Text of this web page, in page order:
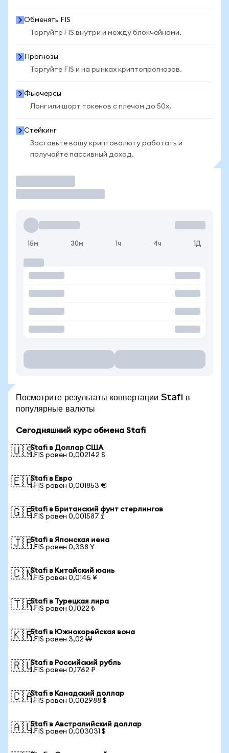
Обменять FIS
Торгуйте FIS внутри и между блокчейнами.
Прогнозы
Торгуйте FIS и на рынках криптопрогнозов.
Фьючерсы
Лонг или шорт токенов с плечом до 50x.
Стейкинг
Заставьте вашу криптовалюту работать и
получайте пассивный доход.
15м 30м 1ч 4ч 1Д
Посмотрите результаты конвертации Stafi в
популярные валюты
Сегодняшний курс обмена Stafi
🇺🇸Stafi в Доллар США
1 FIS равен 0,002142 $
🇪🇺Stafi в Евро
1 FIS равен 0,001853 €
🇬🇧Stafi в Британский фунт стерлингов
1 FIS равен 0,001587 £
🇯🇵Stafi в Японская иена
1 FIS равен 0,338 ¥
🇨🇳Stafi в Китайский юань
1 FIS равен 0,0145 ¥
🇹🇷Stafi в Турецкая лира
1 FIS равен 0,1022 ₺
🇰🇷Stafi в Южнокорейская вона
1 FIS равен 3,02 ₩
🇷🇺Stafi в Российский рубль
1 FIS равен 0,1762 ₽
🇨🇦Stafi в Канадский доллар
1 FIS равен 0,002988 $
🇦🇺Stafi в Австралийский доллар
1 FIS равен 0,003031 $